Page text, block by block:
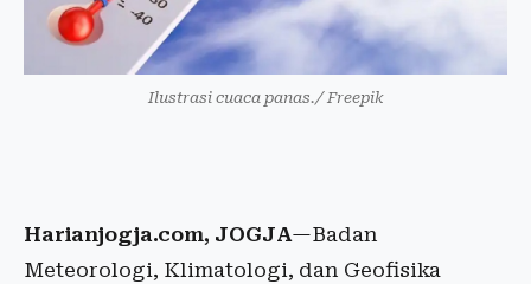
Ilustrasi cuaca panas./ Freepik
Harianjogja.com, JOGJA—Badan
Meteorologi, Klimatologi, dan Geofisika